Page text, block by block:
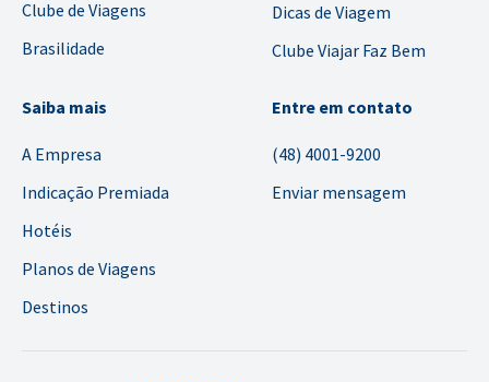
Clube de Viagens
Brasilidade
Dicas de Viagem
Clube Viajar Faz Bem
Saiba mais
A Empresa
Indicação Premiada
Hotéis
Planos de Viagens
Destinos
Entre em contato
(48) 4001-9200
Enviar mensagem